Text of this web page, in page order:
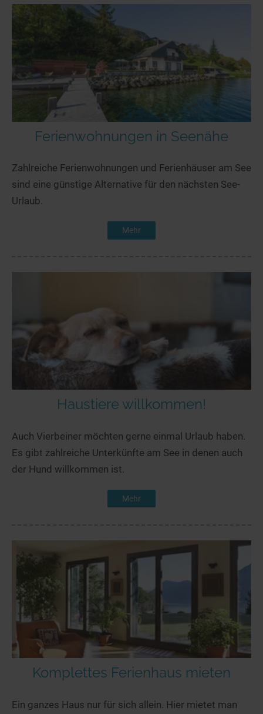
Ferienwohnungen in Seenähe
Zahlreiche Ferienwohnungen und Ferienhäuser am See
sind eine günstige Alternative für den nächsten See-
Urlaub.
Mehr
Haustiere willkommen!
Auch Vierbeiner möchten gerne einmal Urlaub haben.
Es gibt zahlreiche Unterkünfte am See in denen auch
der Hund willkommen ist.
Mehr
Komplettes Ferienhaus mieten
Ein ganzes Haus nur für sich allein. Hier mietet man